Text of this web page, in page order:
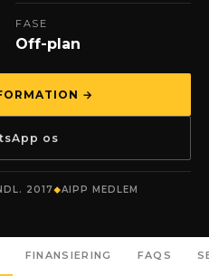
FASE
Off-plan
→
os
2017
AIPP MEDLEM
FINANSIERING FAQS